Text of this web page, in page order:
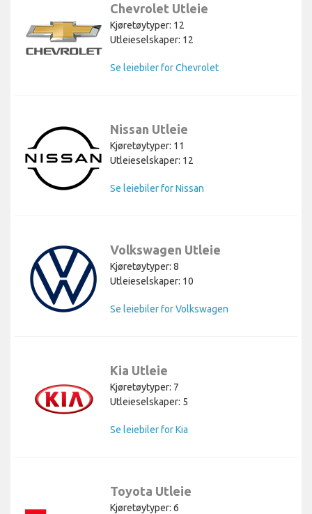
Chevrolet Utleie
Kjøretøytyper: 12
Utleieselskaper: 12
Se leiebiler for Chevrolet
Nissan Utleie
Kjøretøytyper: 11
Utleieselskaper: 12
Se leiebiler for Nissan
Volkswagen Utleie
Kjøretøytyper: 8
Utleieselskaper: 10
Se leiebiler for Volkswagen
Kia Utleie
Kjøretøytyper: 7
Utleieselskaper: 5
Se leiebiler for Kia
Toyota Utleie
Kjøretøytyper: 6